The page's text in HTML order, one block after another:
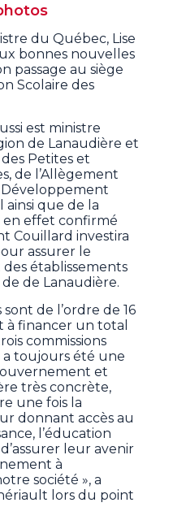
du Québec, Lise
bonnes nouvelles
passage au siège
Scolaire des
est ministre
de Lanaudière et
Petites et
de l’Allègement
que de la
en effet confirmé
Couillard investira
assurer le
établissements
de Lanaudière.
sont de l’ordre de 16
à financer un total
commissions
a toujours été une
et
très concrète,
une fois la
donnant accès au
l’éducation
leur avenir
à
société », a
lors du point